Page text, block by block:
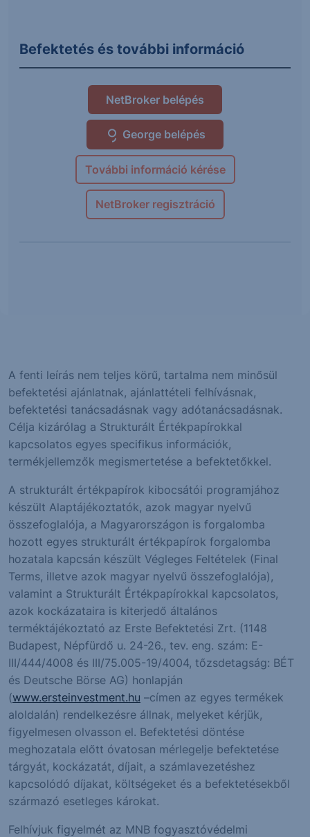
Befektetés és további információ
NetBroker belépés
George belépés
További információ kérése
NetBroker regisztráció
A fenti leírás nem teljes körű, tartalma nem minősül
befektetési ajánlatnak, ajánlattételi felhívásnak,
befektetési tanácsadásnak vagy adótanácsadásnak.
Célja kizárólag a Strukturált Értékpapírokkal
kapcsolatos egyes specifikus információk,
termékjellemzők megismertetése a befektetőkkel.
A strukturált értékpapírok kibocsátói programjához
készült Alaptájékoztatók, azok magyar nyelvű
összefoglalója, a Magyarországon is forgalomba
hozott egyes strukturált értékpapírok forgalomba
hozatala kapcsán készült Végleges Feltételek (Final
Terms, illetve azok magyar nyelvű összefoglalója),
valamint a Strukturált Értékpapírokkal kapcsolatos,
azok kockázataira is kiterjedő általános
terméktájékoztató az Erste Befektetési Zrt. (1148
Budapest, Népfürdő u. 24-26., tev. eng. szám: E-
III/444/4008 és III/75.005-19/4004, tőzsdetagság: BÉT
és Deutsche Börse AG) honlapján
(www.ersteinvestment.hu –címen az egyes termékek
aloldalán) rendelkezésre állnak, melyeket kérjük,
figyelmesen olvasson el. Befektetési döntése
meghozatala előtt óvatosan mérlegelje befektetése
tárgyát, kockázatát, díjait, a számlavezetéshez
kapcsolódó díjakat, költségeket és a befektetésekből
származó esetleges károkat.
Felhívjuk figyelmét az MNB fogyasztóvédelmi